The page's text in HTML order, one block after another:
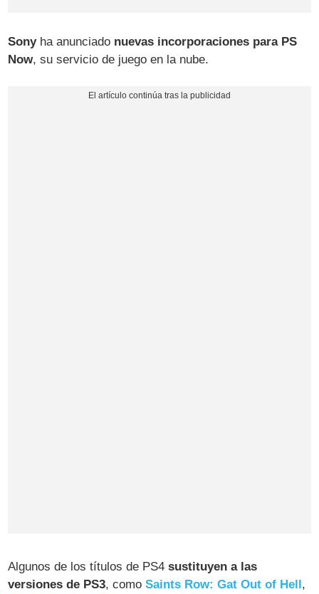
Sonyha anunciado nuevas incorporaciones para PS
Now, su servicio de juego en la nube.
Algunos de los títulos de PS4sustituyen a las
versiones de PS3, comoSaints Row: Gat Out of Hell,